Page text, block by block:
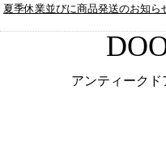
夏季休業並びに商品発送のお知ら
アンティーク